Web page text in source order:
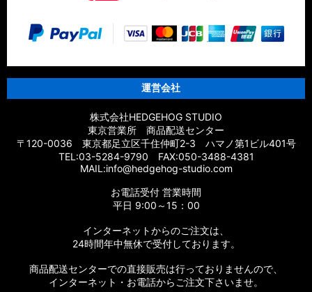
運営会社
株式会社HEDGEHOG STUDIO
東京営業所 商品配送センター
〒120-0036 東京都足立区千住仲町2-3 ハマノ第1ビル401号
TEL:03-5284-9790 FAX:050-3488-4381
MAIL:info@hedgehog-studio.com
お電話受付 営業時間
平日 9:00～15：00
インターネットからのご注文は、
24時間年中無休で受付しております。
商品配送センターでの直接販売は行っておりませんので、
インターネット・お電話からご注文下さいませ。